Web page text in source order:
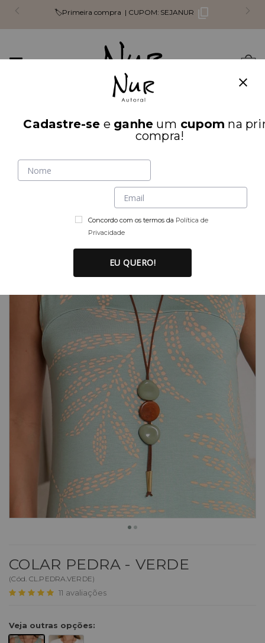
🏷️Primeira compra | CUPOM: SEJANUR
Mudar
INÍCIO ACESSÓRIOS
COLAR PEDRA - VERDE
(Cód. CL.PEDRA.VERDE)
11 avaliações
Veja outras opções:
Cadastre-se e ganhe um cupom na
compra!
Concordo com os termos da Política de
Privacidade
EU QUERO!